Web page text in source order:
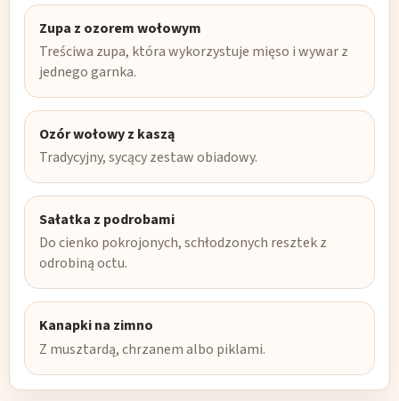
Zupa z ozorem wołowym
Treściwa zupa, która wykorzystuje mięso i wywar z
jednego garnka.
Ozór wołowy z kaszą
Tradycyjny, sycący zestaw obiadowy.
Sałatka z podrobami
Do cienko pokrojonych, schłodzonych resztek z
odrobiną octu.
Kanapki na zimno
Z musztardą, chrzanem albo piklami.